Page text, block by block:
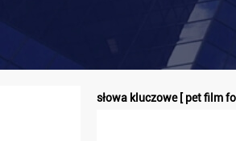
słowa kluczowe [ pet film